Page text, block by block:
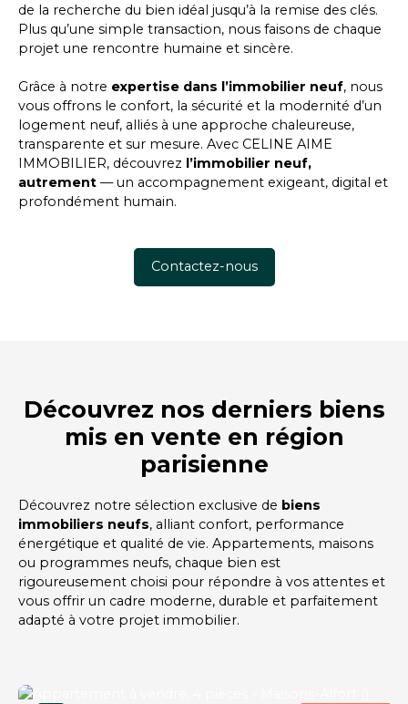
de la recherche du bien idéal jusqu’à la remise des clés.
Plus qu’une simple transaction, nous faisons de chaque
projet une rencontre humaine et sincère.
Grâce à notre expertise dans l’immobilier neuf, nous
vous offrons le confort, la sécurité et la modernité d’un
logement neuf, alliés à une approche chaleureuse,
transparente et sur mesure. Avec CELINE AIME
IMMOBILIER, découvrez l’immobilier neuf,
autrement — un accompagnement exigeant, digital et
profondément humain.
Contactez-nous
Découvrez nos derniers biens
mis en vente en région
parisienne
Découvrez notre sélection exclusive de biens
immobiliers neufs, alliant confort, performance
énergétique et qualité de vie. Appartements, maisons
ou programmes neufs, chaque bien est
rigoureusement choisi pour répondre à vos attentes et
vous offrir un cadre moderne, durable et parfaitement
adapté à votre projet immobilier.